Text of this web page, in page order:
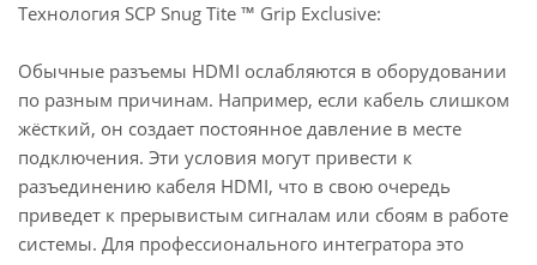
Технология SCP Snug Tite ™ Grip Exclusive:
Обычные разъемы HDMI ослабляются в оборудовании
по разным причинам. Например, если кабель слишком
жёсткий, он создает постоянное давление в месте
подключения. Эти условия могут привести к
разъединению кабеля HDMI, что в свою очередь
приведет к прерывистым сигналам или сбоям в работе
системы. Для профессионального интегратора это